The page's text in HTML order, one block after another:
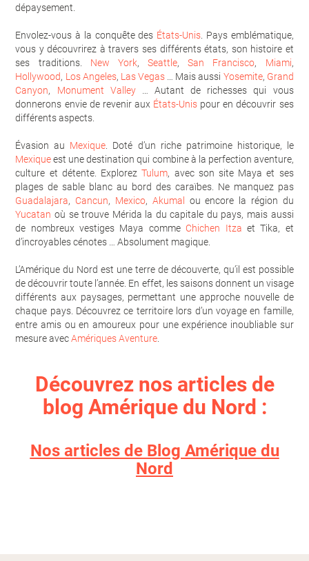
dépaysement.
Envolez-vous à la conquête des États-Unis . Pays emblématique,
vous y découvrirez à travers ses différents états, son histoire et
ses traditions. New York,Seattle,San Francisco, Miami,
Hollywood, Los Angeles, Las Vegas… Mais aussi Yosemite, Grand
Canyon, Monument Valley… Autant de richesses qui vous
donnerons envie de revenir aux États-Unis pour en découvrir ses
différents aspects.
Évasion au Mexique . Doté d’un riche patrimoine historique, le
Mexiqueest une destination qui combine à la perfection aventure,
culture et détente. ExplorezTulum, avec son site Maya et ses
plages de sable blanc au bord des caraïbes. Ne manquez pas
Guadalajara, Cancun, Mexico, Akumal ou encore la région du
Yucatan où se trouve Mérida la du capitale du pays, mais aussi
de nombreux vestiges Maya comme Chichen Itza et Tika, et
d’incroyables cénotes … Absolument magique.
L’Amérique du Nord est une terre de découverte, qu’il est possible
de découvrir toute l’année. En effet, les saisons donnent un visage
différents aux paysages, permettant une approche nouvelle de
chaque pays. Découvrez ce territoire lors d’un voyage en famille,
entre amis ou en amoureux pour une expérience inoubliable sur
mesure avecAmériques Aventure
Découvrez nos articles de
blog Amérique du Nord :
Nos articles de Blog Amérique du
Nord